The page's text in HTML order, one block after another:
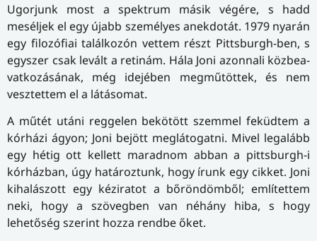
Ugorjunk most a spektrum másik végére, s hadd
meséljek el egy újabb személyes anekdotát. 1979 nyarán
egy filozófiai találkozón vettem részt Pittsburgh-ben, s
egyszer csak levált a retinám. Hála Joni azonnali köz­be­a­
vat­ko­zá­sá­nak, még idejében megműtöttek, és nem
vesztettem el a látásomat.
A műtét utáni reggelen bekötött szemmel feküdtem a
kórházi ágyon; Joni bejött meglátogatni. Mivel legalább
egy hétig ott kellett maradnom abban a pittsburgh-i
kórházban, úgy határoztunk, hogy írunk egy cikket. Joni
kihalászott egy kéziratot a bőröndömből; említettem
neki, hogy a szövegben van néhány hiba, s hogy
lehetőség szerint hozza rendbe őket.